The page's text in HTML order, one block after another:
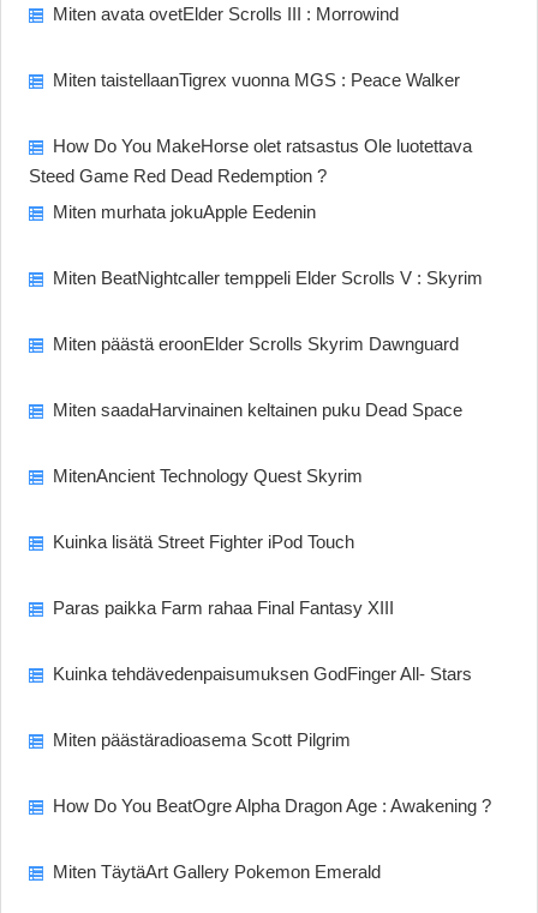
Miten avata ovetElder Scrolls III : Morrowind
Miten taistellaanTigrex vuonna MGS : Peace Walker
How Do You MakeHorse olet ratsastus Ole luotettava
Steed Game Red Dead Redemption ?
Miten murhata jokuApple Eedenin
Miten BeatNightcaller temppeli Elder Scrolls V : Skyrim
Miten päästä eroonElder Scrolls Skyrim Dawnguard
Miten saadaHarvinainen keltainen puku Dead Space
MitenAncient Technology Quest Skyrim
Kuinka lisätä Street Fighter iPod Touch
Paras paikka Farm rahaa Final Fantasy XIII
Kuinka tehdävedenpaisumuksen GodFinger All- Stars
Miten päästäradioasema Scott Pilgrim
How Do You BeatOgre Alpha Dragon Age : Awakening ?
Miten TäytäArt Gallery Pokemon Emerald